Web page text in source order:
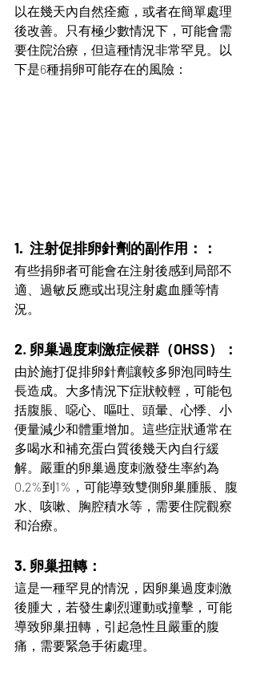
以在幾天內自然痊癒，或者在簡單處理
後改善。只有極少數情況下，可能會需
要住院治療，但這種情況非常罕見。以
下是6種捐卵可能存在的風險：
1.  注射促排卵針劑的副作用：：
有些捐卵者可能會在注射後感到局部不
適、過敏反應或出現注射處血腫等情
況。
2. 卵巢過度刺激症候群（OHSS）：
由於施打促排卵針劑讓較多卵泡同時生
長造成。大多情況下症狀較輕，可能包
括腹脹、噁心、嘔吐、頭暈、心悸、小
便量減少和體重增加。這些症狀通常在
多喝水和補充蛋白質後幾天內自行緩
解。嚴重的卵巢過度刺激發生率約為
0.2%到1%，可能導致雙側卵巢腫脹、腹
水、咳嗽、胸腔積水等，需要住院觀察
和治療。
3. 卵巢扭轉：
這是一種罕見的情況，因卵巢過度刺激
後腫大，若發生劇烈運動或撞擊，可能
導致卵巢扭轉，引起急性且嚴重的腹
痛，需要緊急手術處理。